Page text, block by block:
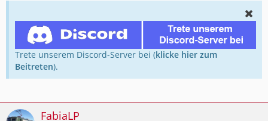
Trete unserem Discord-Server bei (klicke hier zum
Beitreten).
FabiaLP